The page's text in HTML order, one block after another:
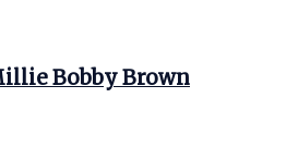
Bobby Brown